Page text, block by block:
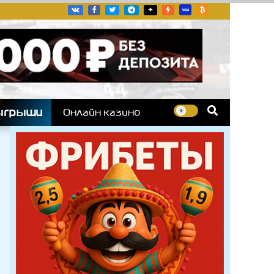
гоночных серий
Онлайн казино